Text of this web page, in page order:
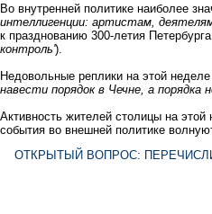
Во внутренней политике наиболее
интеллигенции: артистам,
к празднованию 300-летия
контроль').
Недовольные реплики на этой
навести порядок в Чечне, а порядка
Активность жителей столицы на
события во внешней политике
ОТКРЫТЫЙ ВОПРОС: